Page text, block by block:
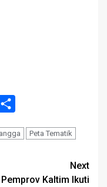
Peta Tematik
Next
Kaltim Ikuti